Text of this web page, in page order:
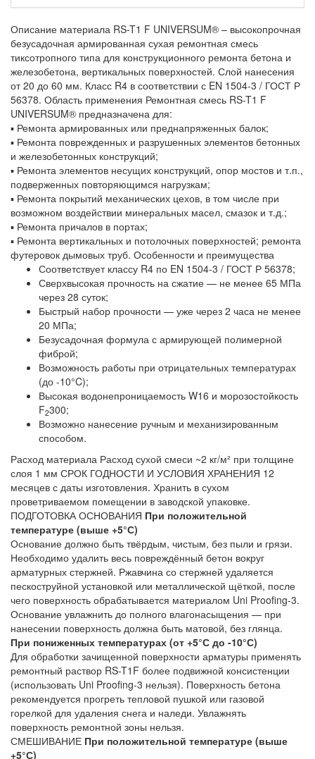
Описание материала RS-T1 F UNIVERSUM® – высокопрочная
безусадочная армированная сухая ремонтная смесь
тиксотропного типа для конструкционного ремонта бетона и
железобетона, вертикальных поверхностей. Слой нанесения
от 20 до 60 мм. Класс R4 в соответствии с EN 1504-3 / ГОСТ Р
56378. Область применения Ремонтная смесь RS-T1 F
UNIVERSUM® предназначена для:
▪ Ремонта армированных или преднапряженных балок;
▪ Ремонта поврежденных и разрушенных элементов бетонных
и железобетонных конструкций;
▪ Ремонта элементов несущих конструкций, опор мостов и т.п.,
подверженных повторяющимся нагрузкам;
▪ Ремонта покрытий механических цехов, в том числе при
возможном воздействии минеральных масел, смазок и т.д.;
▪ Ремонта причалов в портах;
▪ Ремонта вертикальных и потолочных поверхностей; ремонта
футеровок дымовых труб. Особенности и преимущества
Соответствует классу R4 по EN 1504-3 / ГОСТ Р 56378;
Сверхвысокая прочность на сжатие — не менее 65 МПа
через 28 суток;
Быстрый набор прочности — уже через 2 часа не менее
20 МПа;
Безусадочная формула с армирующей полимерной
фиброй;
Возможность работы при отрицательных температурах
(до -10°C);
Высокая водонепроницаемость W16 и морозостойкость
F2300;
Возможно нанесение ручным и механизированным
способом.
Расход материала Расход сухой смеси ~2 кг/м² при толщине
слоя 1 мм СРОК ГОДНОСТИ И УСЛОВИЯ ХРАНЕНИЯ 12
месяцев с даты изготовления. Хранить в сухом
проветриваемом помещении в заводской упаковке.
ПОДГОТОВКА ОСНОВАНИЯ При положительной
температуре (выше +5°С)
Основание должно быть твёрдым, чистым, без пыли и грязи.
Необходимо удалить весь повреждённый бетон вокруг
арматурных стержней. Ржавчина со стержней удаляется
пескоструйной установкой или металлической щёткой, после
чего поверхность обрабатывается материалом Uni Proofing-3.
Основание увлажнить до полного влагонасыщения — при
нанесении поверхность должна быть матовой, без глянца.
При пониженных температурах (от +5°С до -10°С)
Для обработки зачищенной поверхности арматуры применять
ремонтный раствор RS-T1F более подвижной консистенции
(использовать Uni Proofing-3 нельзя). Поверхность бетона
рекомендуется прогреть тепловой пушкой или газовой
горелкой для удаления снега и наледи. Увлажнять
поверхность ремонтной зоны нельзя.
СМЕШИВАНИЕ При положительной температуре (выше
+5°С)